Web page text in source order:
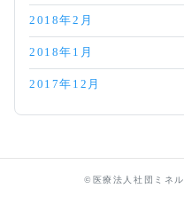
2018年2月
2018年1月
2017年12月
©医療法人社団ミネ